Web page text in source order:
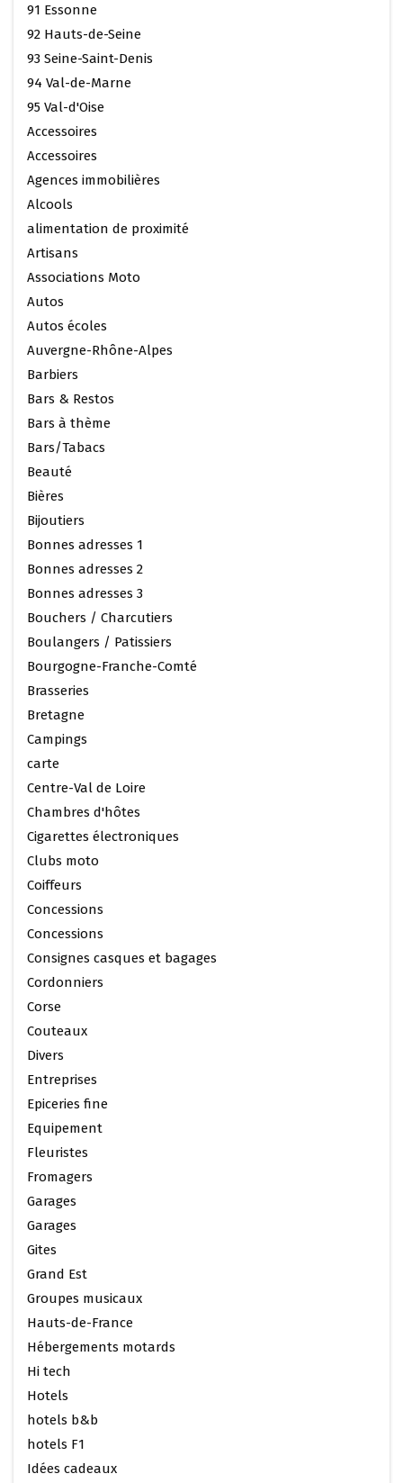
91 Essonne
92 Hauts-de-Seine
93 Seine-Saint-Denis
94 Val-de-Marne
95 Val-d'Oise
Accessoires
Accessoires
Agences immobilières
Alcools
alimentation de proximité
Artisans
Associations Moto
Autos
Autos écoles
Auvergne-Rhône-Alpes
Barbiers
Bars & Restos
Bars à thème
Bars/Tabacs
Beauté
Bières
Bijoutiers
Bonnes adresses 1
Bonnes adresses 2
Bonnes adresses 3
Bouchers / Charcutiers
Boulangers / Patissiers
Bourgogne-Franche-Comté
Brasseries
Bretagne
Campings
carte
Centre-Val de Loire
Chambres d'hôtes
Cigarettes électroniques
Clubs moto
Coiffeurs
Concessions
Concessions
Consignes casques et bagages
Cordonniers
Corse
Couteaux
Divers
Entreprises
Epiceries fine
Equipement
Fleuristes
Fromagers
Garages
Garages
Gites
Grand Est
Groupes musicaux
Hauts-de-France
Hébergements motards
Hi tech
Hotels
hotels b&b
hotels F1
Idées cadeaux